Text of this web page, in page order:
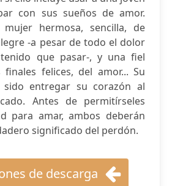
con sus sueños de amor.
hermosa, sencilla, de
-a pesar de todo el dolor
que pasar-, y una fiel
felices, del amor... Su
entregar su corazón al
Antes de permitírseles
para amar, ambos deberán
significado del perdón.
de descarga